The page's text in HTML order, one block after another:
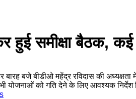
हुई समीक्षा बैठक, कई
बारह बजे बीडीओ महेंद्र रविदास की
को गति देने के लिए आवश्यक निर्देश